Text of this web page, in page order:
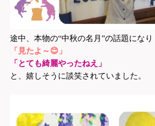
途中、本物の“中秋の名月”の話題になり
「見たよ～😊」
「とても綺麗やったねえ」
と、嬉しそうに談笑されていました。